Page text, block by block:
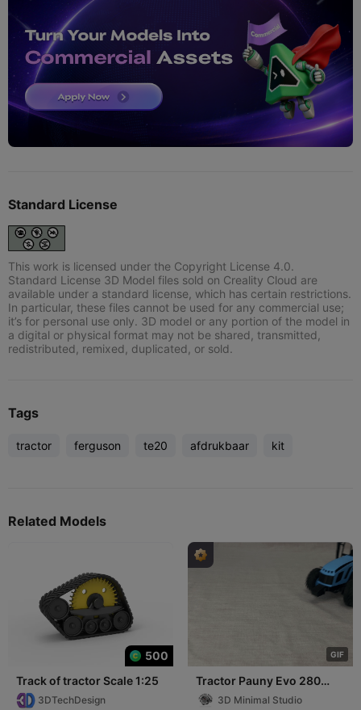
Standard License
This work is licensed under the Copyright License 4.0.
Standard License 3D Model files sold on Creality Cloud are
available under a standard license, which has certain restrictions.
In particular, these files cannot be used for any commercial use;
it’s for personal use only. 3D model or any portion of the model in
a digital or physical format may not be shared, transmitted,
redistributed, remixed, duplicated, or sold.
Tags
tractor ferguson te20 afdrukbaar kit
Related Models
500
Track of tractor Scale 1:25
3DTechDesign
GIF
Tractor Pauny Evo 280
1:32 3D Minimal Studio